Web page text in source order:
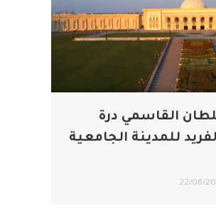
القاسمي درة
للمدينة الجامعية
22/06/